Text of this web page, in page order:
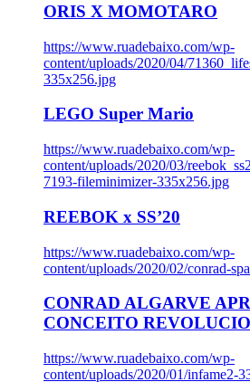
ORIS X MOMOTARO
https://www.ruadebaixo.com/wp-
content/uploads/2020/04/
335x256.jpg
LEGO Super Mario
https://www.ruadebaixo.com/wp-
content/uploads/2020/03/
7193-fileminimizer-335x256.jpg
REEBOK x SS’20
https://www.ruadebaixo.com/wp-
content/uploads/2020/02/conrad-
CONRAD ALGARVE
CONCEITO
https://www.ruadebaixo.com/wp-
content/uploads/2020/01/infame2-